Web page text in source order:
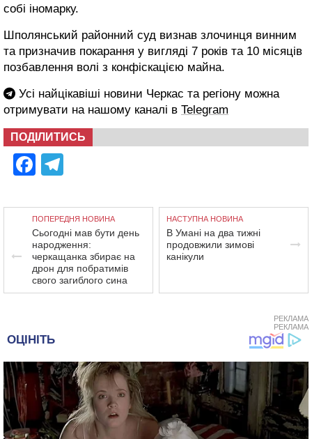
собі іномарку.
Шполянський районний суд визнав злочинця винним
та призначив покарання у вигляді 7 років та 10 місяців
позбавлення волі з конфіскацією майна.
Усі найцікавіші новини Черкас та регіону можна
отримувати на нашому каналі в Telegram
ПОДІЛИТИСЬ
Facebook
ПОПЕРЕДНЯ НОВИНА
Сьогодні мав бути день
народження:
черкащанка збирає на
дрон для побратимів
свого загиблого сина
НАСТУПНА НОВИНА
В Умані на два тижні
продовжили зимові
канікули
РЕКЛАМА
РЕКЛАМА